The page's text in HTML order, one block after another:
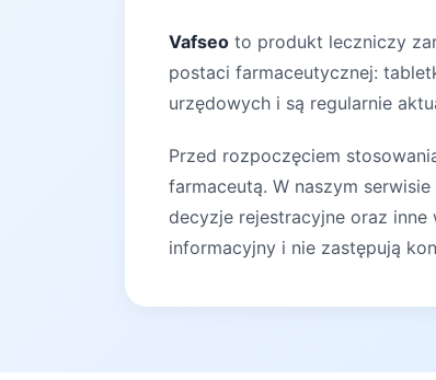
Vafseo to produkt leczniczy
postaci farmaceutycznej:
urzędowych i są regularnie
Przed rozpoczęciem
farmaceutą. W naszym
decyzje rejestracyjne oraz inne
informacyjny i nie zastępują